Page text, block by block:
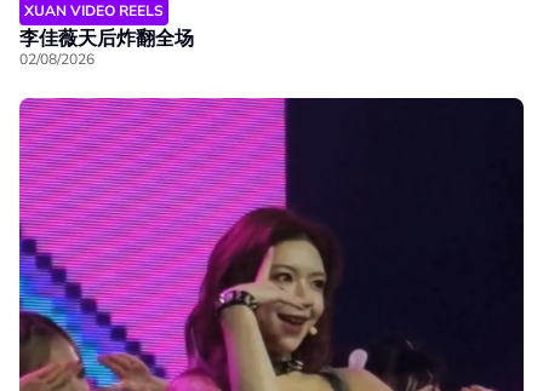
XUAN VIDEO REELS
李佳薇天后炸翻全场
02/08/2026